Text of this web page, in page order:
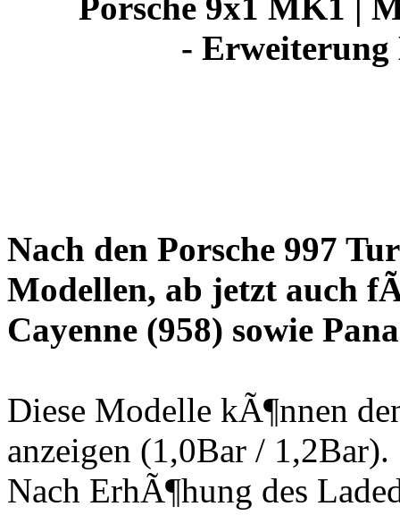
Porsche 9x1 MK1 |
- Erweiterung
Nach den Porsche 997
Modellen, ab jetzt auch
Cayenne (958) sowie
Diese Modelle kÃ¶nnen
anzeigen (1,0Bar / 1,2Bar).
Nach ErhÃ¶hung des